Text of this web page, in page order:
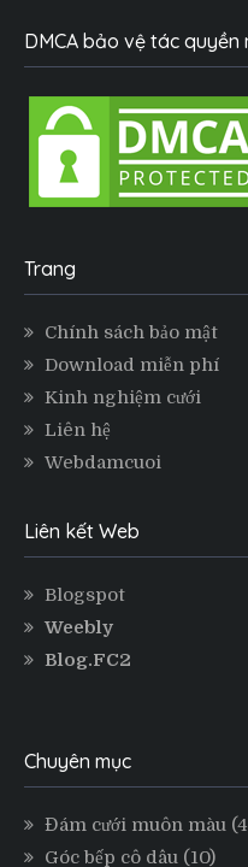
DMCA bảo vệ tác quyền
Trang
Chính sách bảo mật
Download miễn phí
Kinh nghiệm cưới
Liên hệ
Webdamcuoi
Liên kết Web
Blogspot
Weebly
Blog.FC2
Chuyên mục
Đám cưới muôn màu
Góc bếp cô dâu (10)